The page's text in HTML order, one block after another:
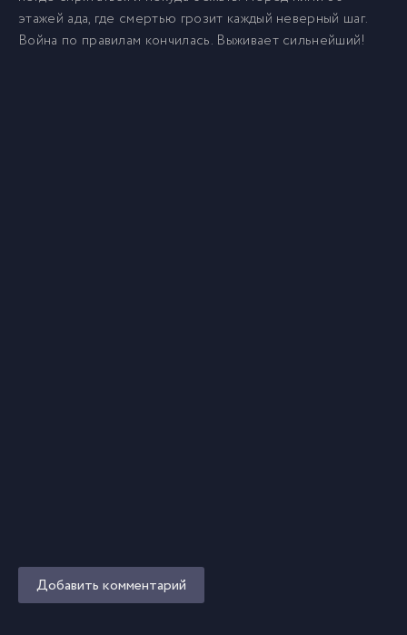
этажей ада, где смертью грозит каждый неверный шаг.
Война по правилам кончилась. Выживает сильнейший!
Добавить комментарий